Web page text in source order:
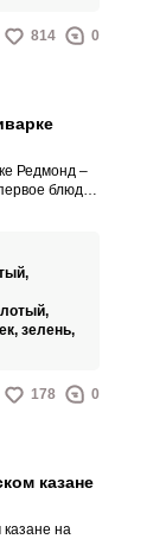
814 0
Редмонд –
блюдо,
прочих
зелень,
178 0
казане
на